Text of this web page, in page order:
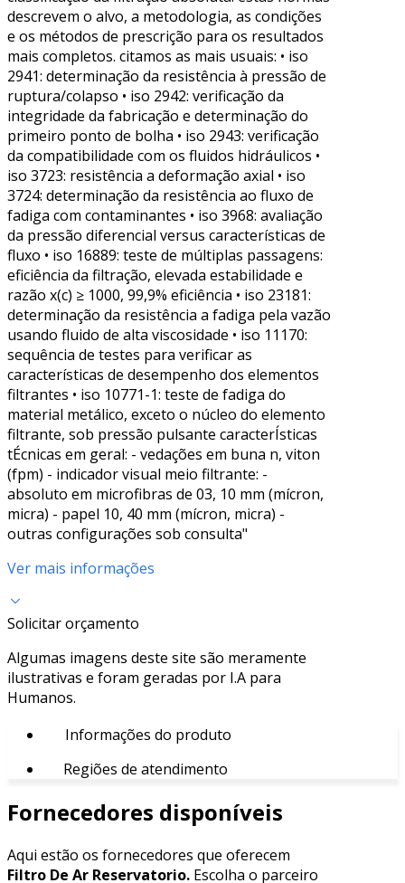
descrevem o alvo, a metodologia, as condições
e os métodos de prescrição para os resultados
mais completos. citamos as mais usuais: • iso
2941: determinação da resistência à pressão de
ruptura/colapso • iso 2942: verificação da
integridade da fabricação e determinação do
primeiro ponto de bolha • iso 2943: verificação
da compatibilidade com os fluidos hidráulicos •
iso 3723: resistência a deformação axial • iso
3724: determinação da resistência ao fluxo de
fadiga com contaminantes • iso 3968: avaliação
da pressão diferencial versus características de
fluxo • iso 16889: teste de múltiplas passagens:
eficiência da filtração, elevada estabilidade e
razão x(c) ≥ 1000, 99,9% eficiência • iso 23181:
determinação da resistência a fadiga pela vazão
usando fluido de alta viscosidade • iso 11170:
sequência de testes para verificar as
características de desempenho dos elementos
filtrantes • iso 10771-1: teste de fadiga do
material metálico, exceto o núcleo do elemento
filtrante, sob pressão pulsante caracterÍsticas
tÉcnicas em geral: - vedações em buna n, viton
(fpm) - indicador visual meio filtrante: -
absoluto em microfibras de 03, 10 mm (mícron,
micra) - papel 10, 40 mm (mícron, micra) -
outras configurações sob consulta"
Ver mais informações
Solicitar orçamento
Algumas imagens deste site são meramente
ilustrativas e foram geradas por I.A para
Humanos.
Informações do produto
Regiões de atendimento
Fornecedores disponíveis
Aqui estão os fornecedores que oferecem
Filtro De Ar Reservatorio. Escolha o parceiro